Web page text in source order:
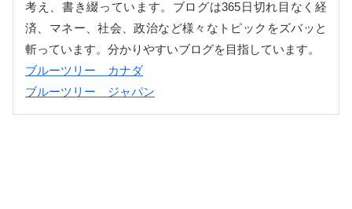
考え、書き綴っています。ブログは365日切れ目なく経
済、マネー、社会、政治など様々なトピックをズバッと
斬っています。分かりやすいブログを目指しています。
ブルーツリー カナダ
ブルーツリー ジャパン